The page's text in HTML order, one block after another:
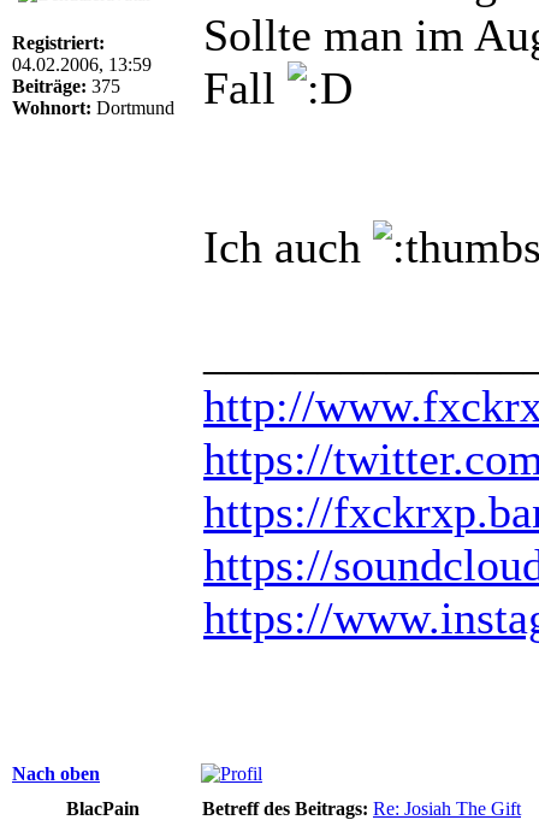
Registriert:
04.02.2006, 13:59
Beiträge: 375
Wohnort: Dortmund
Sollte man im
Fall
Ich auch
http://
https://
https://
https://
https://
Nach oben
BlacPain
Betreff des Beitrags: Re: Josiah The Gift